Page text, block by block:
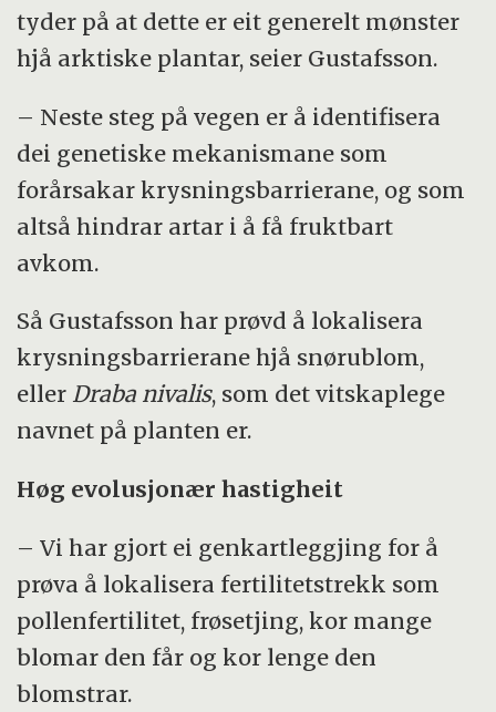
tyder på at dette er eit generelt mønster
hjå arktiske plantar, seier Gustafsson.
– Neste steg på vegen er å identifisera
dei genetiske mekanismane som
forårsakar krysningsbarrierane, og som
altså hindrar artar i å få fruktbart
avkom.
Så Gustafsson har prøvd å lokalisera
krysningsbarrierane hjå snørublom,
eller Draba nivalis, som det vitskaplege
navnet på planten er.
Høg evolusjonær hastigheit
– Vi har gjort ei genkartleggjing for å
prøva å lokalisera fertilitetstrekk som
pollenfertilitet, frøsetjing, kor mange
blomar den får og kor lenge den
blomstrar.